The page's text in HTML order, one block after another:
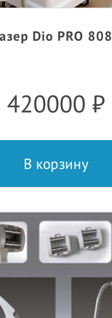
Dio PRO 808
420000 ₽
В корзину